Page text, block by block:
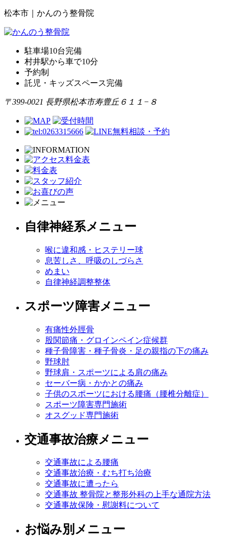
松本市｜かんのう整骨院
駐車場10台完備
村井駅から車で10分
予約制
託児・キッズスペース完備
〒399-0021 長野県松本市寿豊丘６１１−８
自律神経系メニュー
喉に違和感・ヒステリー球
息苦しさ、呼吸のしづらさ
めまい
自律神経調整整体
スポーツ障害メニュー
有痛性外脛骨
股関節痛・グロインペイン症候群
種子骨障害・種子骨炎・足の親指の下の痛み
野球肘
野球肩・スポーツによる肩の痛み
セーバー病・かかとの痛み
子供のスポーツにおける腰痛（腰椎分離症）
スポーツ障害専門施術
オスグッド専門施術
交通事故治療メニュー
交通事故による腰痛
交通事故治療・むち打ち治療
交通事故に遭ったら
交通事故 整骨院と整形外科の上手な通院方法
交通事故保険・慰謝料について
お悩み別メニュー